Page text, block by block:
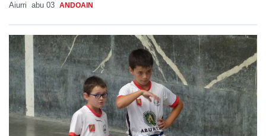
Aiurri abu 03 ANDOAIN